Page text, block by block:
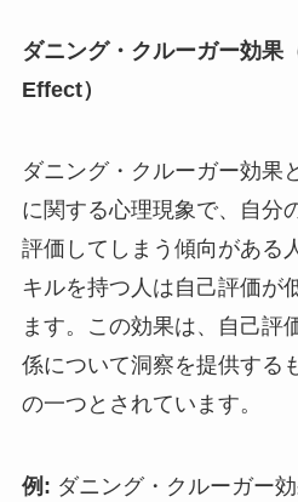
ダニング・クルーガー効
Effect）
ダニング・クルーガー効果
に関する心理現象で、自分
評価してしまう傾向がある
キルを持つ人は自己評価が
ます。この効果は、自己評
係について洞察を提供する
の一つとされています。
例: ダニング・クルーガー